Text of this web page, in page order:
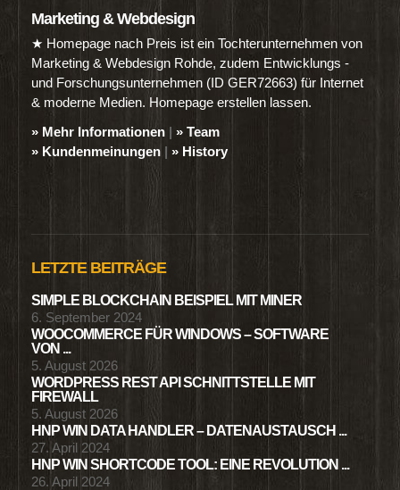
Marketing & Webdesign
★ Homepage nach Preis ist ein Tochterunternehmen von
Marketing & Webdesign Rohde, zudem Entwicklungs -
und Forschungsunternehmen (ID GER72663) für Internet
& moderne Medien. Homepage erstellen lassen.
» Mehr Informationen | » Team
» Kundenmeinungen | » History
LETZTE BEITRÄGE
SIMPLE BLOCKCHAIN BEISPIEL MIT MINER
6. September 2024
WOOCOMMERCE FÜR WINDOWS – SOFTWARE
VON ...
5. August 2026
WORDPRESS REST API SCHNITTSTELLE MIT
FIREWALL
5. August 2026
HNP WIN DATA HANDLER – DATENAUSTAUSCH ...
27. April 2024
HNP WIN SHORTCODE TOOL: EINE REVOLUTION ...
26. April 2024